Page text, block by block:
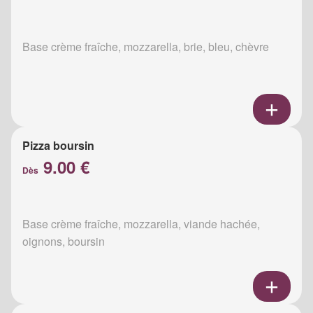
Base crème fraîche, mozzarella, brie, bleu, chèvre
Pizza boursin
Dès 9.00 €
Base crème fraîche, mozzarella, viande hachée,
oignons, boursin